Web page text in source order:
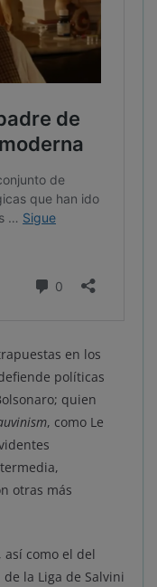
en los
políticas
quien
, como Le
otras más
así como el del
la Liga de Salvini